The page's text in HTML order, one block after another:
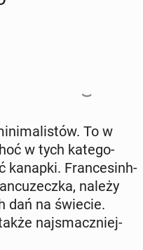
To w
w tych ka­te­go­
kanapki. Fran­ce­sinh­
należy
dań na świecie.
naj­smacz­niej­